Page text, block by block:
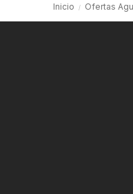
Inicio Ofertas